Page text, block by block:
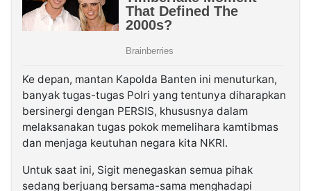
Ke depan, mantan Kapolda Banten ini menuturkan,
banyak tugas-tugas Polri yang tentunya diharapkan
bersinergi dengan PERSIS, khususnya dalam
melaksanakan tugas pokok memelihara kamtibmas
dan menjaga keutuhan negara kita NKRI.
Untuk saat ini, Sigit menegaskan semua pihak
sedang berjuang bersama-sama menghadapi